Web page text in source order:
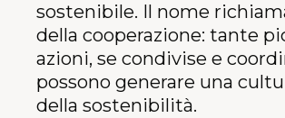
sostenibile. Il nome
della cooperazione: tante
azioni, se condivise e
possono generare una
della sostenibilità.